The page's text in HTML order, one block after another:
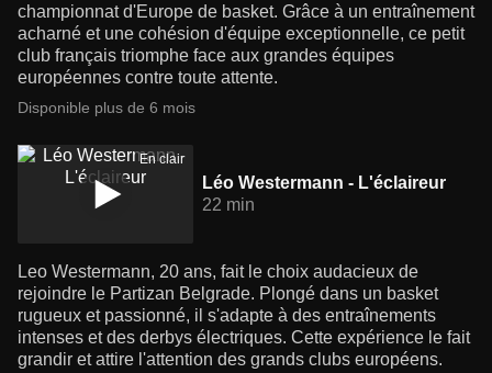
championnat d'Europe de basket. Grâce à un entraînement
acharné et une cohésion d'équipe exceptionnelle, ce petit
club français triomphe face aux grandes équipes
européennes contre toute attente.
Disponible plus de 6 mois
En clair
Léo Westermann - L'éclaireur
22 min
Leo Westermann, 20 ans, fait le choix audacieux de
rejoindre le Partizan Belgrade. Plongé dans un basket
rugueux et passionné, il s'adapte à des entraînements
intenses et des derbys électriques. Cette expérience le fait
grandir et attire l'attention des grands clubs européens.